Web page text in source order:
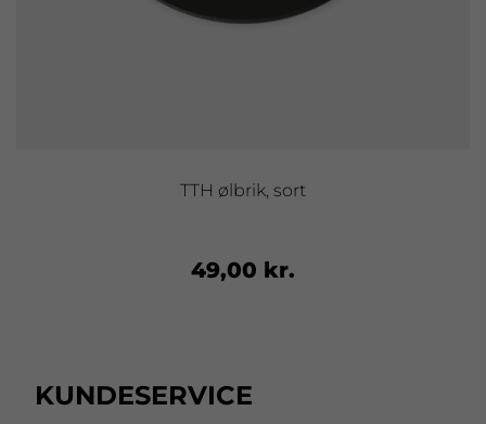
TTH ølbrik, sort
49,00 kr.
KUNDESERVICE